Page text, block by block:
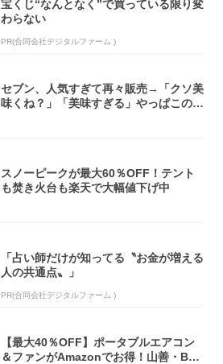
宝くじ“なんとなく”で買っている限り変
わらない
PR(合同会社デジタルファーム )
セブン、人気すぎて再々販売→「クソ美
味くね？」「美味すぎる」やっぱこのク
スノーピークが最大60％OFF！テント
も焚き火台も楽天で大幅値下げ中
「占い師だけが知ってる〝お金が増える
人の共通点〟」
PR(合同会社デジタルファーム )
【最大40％OFF】ポータブルエアコン
＆ファンがAmazonでお得！山善・Bo